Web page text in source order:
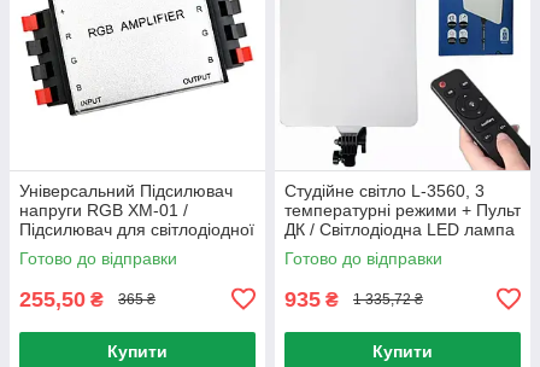
Універсальний Підсилювач
напруги RGB XM-01 /
Підсилювач для світлодіодної
стрічки / RGB підсилювач
Готово до відправки
255,50 ₴ 365 ₴
Купити
Студійне світло L-3560, 3
температурні режими + Пульт
ДК / Світлодіодна LED лампа
для фото та відео
Готово до відправки
935 ₴ 1 335,72 ₴
Купити